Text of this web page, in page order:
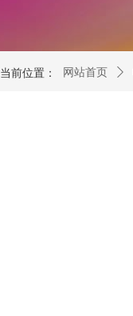
网站首页 ꄲ
当前位置：